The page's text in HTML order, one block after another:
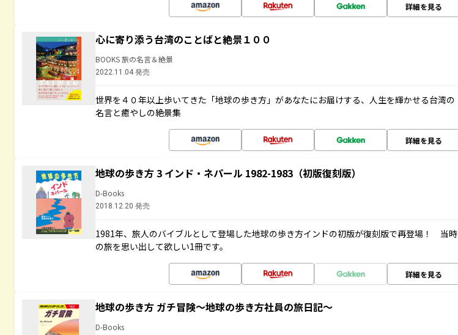
詳細を見る
心に寄り添う台湾のことばと絶景１００
BOOKS 旅の名言＆絶景
2022.11.04 発売
世界を４０年以上歩いてきた「地球の歩き方」があなたにお届けする、人生を輝かせる台湾の
名言と癒やしの絶景集
詳細を見る
地球の歩き方 3 インド・ネパール 1982-1983（初版復刻版）
D-Books
2018.12.20 発売
1981年、旅人のバイブルとして登場した地球の歩き方インドの初版が復刻版で再登場！ 当時
の旅を思い出して欲しい1冊です。
詳細を見る
地球の歩き方 ガチ冒険～地球の歩き方社員の旅日記～
D-Books